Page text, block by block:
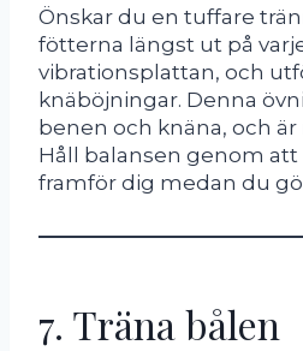
Önskar du en tuffare
fötterna längst ut på
vibrationsplattan, och
knäböjningar. Denna
benen och knäna, och
Håll balansen genom att
framför dig medan du
7. Träna bålen